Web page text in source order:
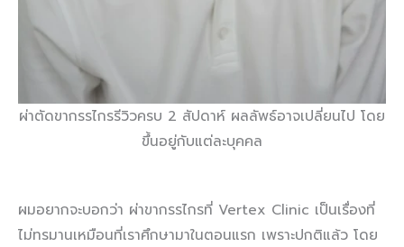
ผ่าตัดขากรรไกรรีวิวครบ 2 สัปดาห์ ผลลัพธ์อาจเปลี่ยนไป โดย
ขึ้นอยู่กับแต่ละบุคคล
ผมอยากจะบอกว่า ผ่าขากรรไกรที่ Vertex Clinic เป็นเรื่องที่
ไม่ทรมานเหมือนที่เราศึกษามาในตอนแรก เพราะปกติแล้ว โดย